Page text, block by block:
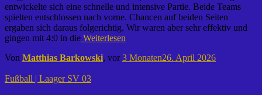
entwickelte sich eine schnelle und intensive Partie. Beide Teams
spielten entschlossen nach vorne. Chancen auf beiden Seiten
ergaben sich daraus folgerichtig. Wir waren aber sehr effektiv und
gingen mit 4:0 in die Weiterlesen
Von Matthias Barkowski, vor3 Monaten26. April 2026
Fußball | Laager SV 03